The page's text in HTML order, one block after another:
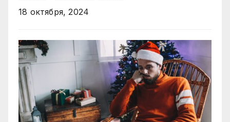
18 октября, 2024